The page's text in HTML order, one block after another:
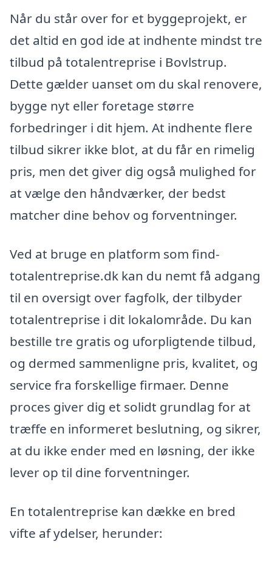
Når du står over for et byggeprojekt, er
det altid en god ide at indhente mindst tre
tilbud på totalentreprise i Bovlstrup.
Dette gælder uanset om du skal renovere,
bygge nyt eller foretage større
forbedringer i dit hjem. At indhente flere
tilbud sikrer ikke blot, at du får en rimelig
pris, men det giver dig også mulighed for
at vælge den håndværker, der bedst
matcher dine behov og forventninger.
Ved at bruge en platform som find-
totalentreprise.dk kan du nemt få adgang
til en oversigt over fagfolk, der tilbyder
totalentreprise i dit lokalområde. Du kan
bestille tre gratis og uforpligtende tilbud,
og dermed sammenligne pris, kvalitet, og
service fra forskellige firmaer. Denne
proces giver dig et solidt grundlag for at
træffe en informeret beslutning, og sikrer,
at du ikke ender med en løsning, der ikke
lever op til dine forventninger.
En totalentreprise kan dække en bred
vifte af ydelser, herunder: